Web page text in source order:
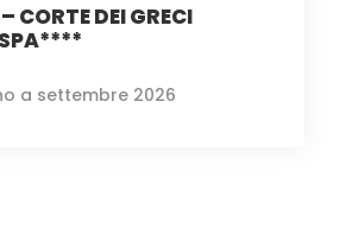
CORTE DEI GRECI
a settembre 2026